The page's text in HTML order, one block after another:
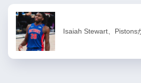
Isaiah Stewart、Pistons